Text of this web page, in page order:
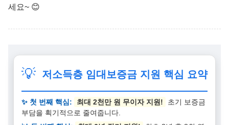
세요~ 😊
💡 저소득층 임대보증금 지원 핵심 요약
✨ 첫 번째 핵심: 최대 2천만 원 무이자 지원!
초기 보증금
부담을 획기적으로 줄여줍니다.